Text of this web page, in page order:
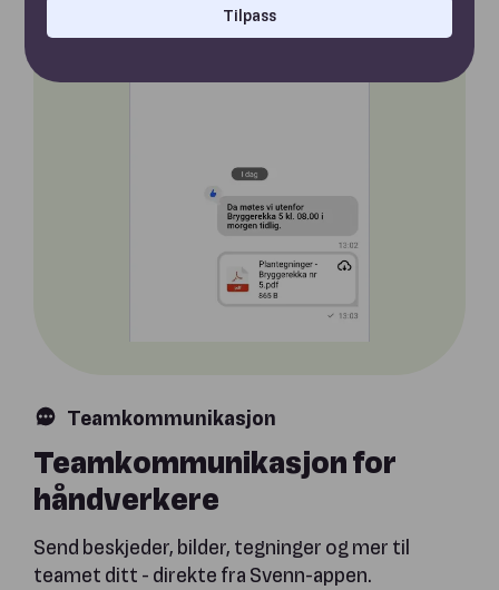
Teamkommunikasjon
Teamkommunikasjon for
håndverkere
Send beskjeder, bilder, tegninger og mer til
teamet ditt - direkte fra Svenn-appen.
Tilpass